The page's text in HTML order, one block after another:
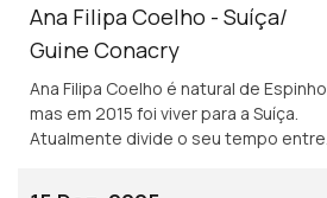
Ana Filipa Coelho - Suíça/
Guine Conacry
Ana Filipa Coelho é natural de Espinho,
mas em 2015 foi viver para a Suíça.
Atualmente divide o seu tempo entre